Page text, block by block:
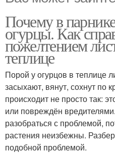
Почему в
огурцы. Как
пожелтением
теплице
Порой у огурцов в теплице
засыхают, вянут, сохнут по
происходит не просто так:
или повреждён
разобраться с проблемой,
растения неизбежны.
подобной проблемой.